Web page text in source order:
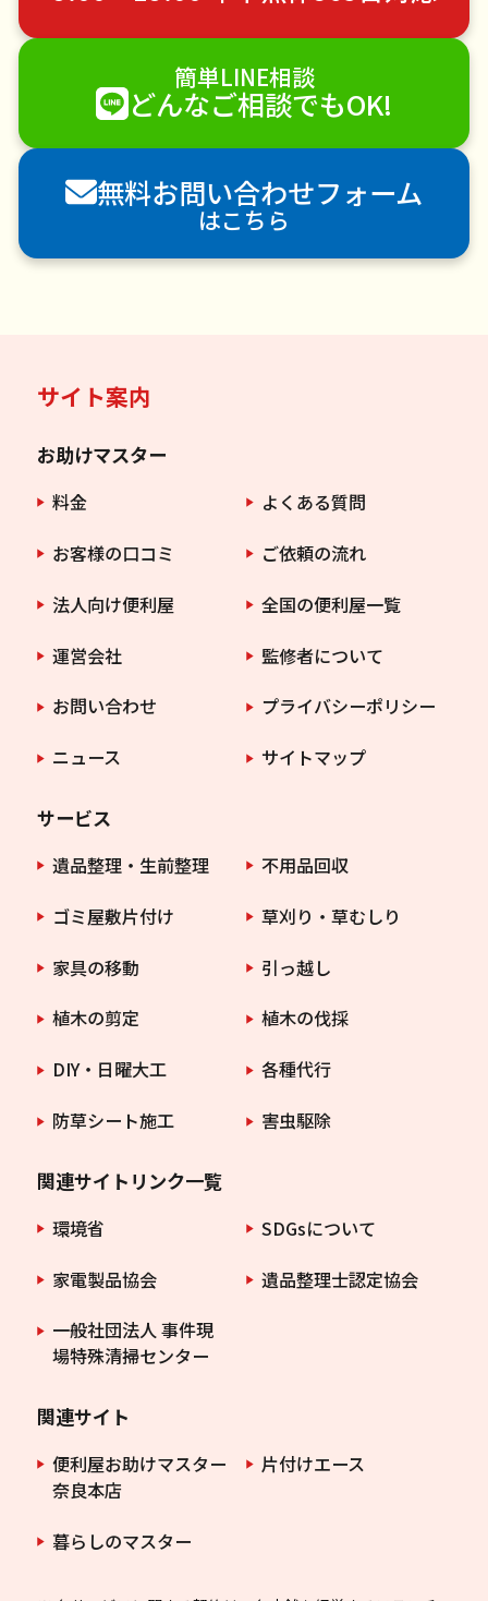
植木の剪定
植木の伐採
手すり取り付け
ペットのお世話
エアコンクリーニング
DIY・日曜大工
ハウスクリーニング
雪かき・雪下ろし
電球交換
襖（ふすま）の張替え
空き家管理
各種代行
害獣駆除
防草シート施工
ナメクジ駆除
害虫駆除
簡単LINE相談
どんなご相談でもOK!
無料お問い合わせフォーム
はこちら
サイト案内
お助けマスター
料金
よくある質問
お客様の口コミ
ご依頼の流れ
法人向け便利屋
全国の便利屋一覧
運営会社
監修者について
お問い合わせ
プライバシーポリシー
ニュース
サイトマップ
サービス
遺品整理・生前整理
不用品回収
ゴミ屋敷片付け
草刈り・草むしり
家具の移動
引っ越し
植木の剪定
植木の伐採
DIY・日曜大工
各種代行
防草シート施工
害虫駆除
関連サイトリンク一覧
環境省
SDGsについて
家電製品協会
遺品整理士認定協会
一般社団法人 事件現
場特殊清掃センター
関連サイト
便利屋お助けマスター
奈良本店
片付けエース
暮らしのマスター